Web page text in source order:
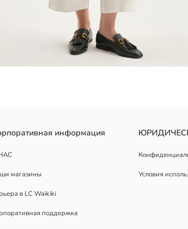
информация
магазины
в LC Waikiki
поддержка
Условия